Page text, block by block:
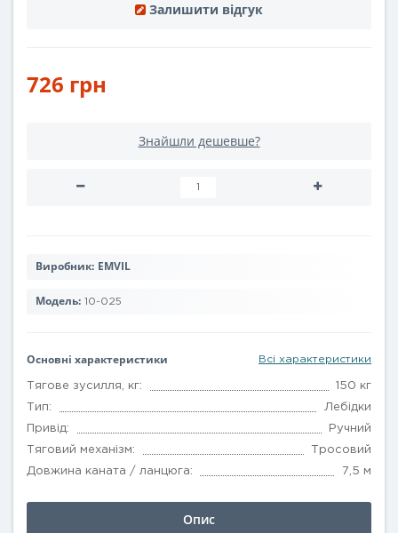
Залишити відгук
726 грн
Знайшли дешевше?
Виробник: EMVIL
Модель: 10-025
Основні характеристики Всі характеристики
Тягове зусилля, кг: 150 кг
Тип: Лебідки
Привід: Ручний
Тяговий механізм: Тросовий
Довжина каната / ланцюга: 7,5 м
Опис